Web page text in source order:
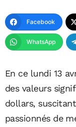
Facebook
WhatsApp
En ce lundi 13
des valeurs
dollars,
passionnés de